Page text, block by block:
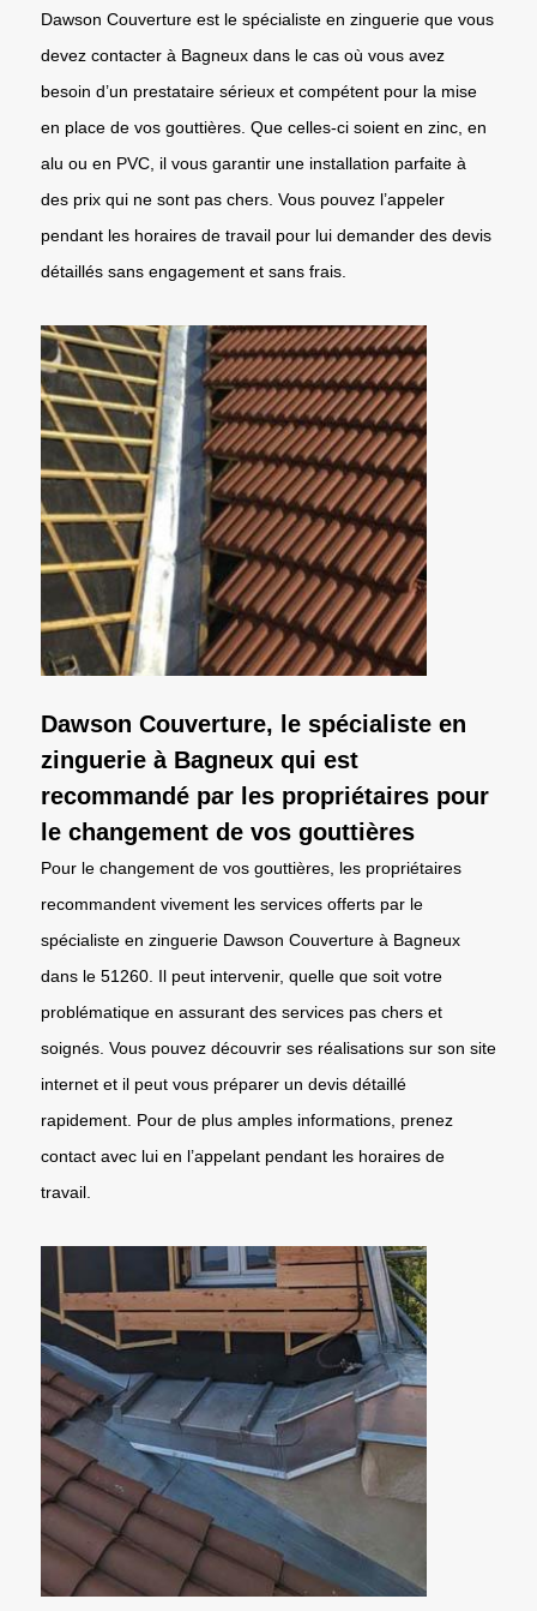
Dawson Couverture est le spécialiste en zinguerie que vous
devez contacter à Bagneux dans le cas où vous avez
besoin d’un prestataire sérieux et compétent pour la mise
en place de vos gouttières. Que celles-ci soient en zinc, en
alu ou en PVC, il vous garantir une installation parfaite à
des prix qui ne sont pas chers. Vous pouvez l’appeler
pendant les horaires de travail pour lui demander des devis
détaillés sans engagement et sans frais.
Dawson Couverture, le spécialiste en
zinguerie à Bagneux qui est
recommandé par les propriétaires pour
le changement de vos gouttières
Pour le changement de vos gouttières, les propriétaires
recommandent vivement les services offerts par le
spécialiste en zinguerie Dawson Couverture à Bagneux
dans le 51260. Il peut intervenir, quelle que soit votre
problématique en assurant des services pas chers et
soignés. Vous pouvez découvrir ses réalisations sur son site
internet et il peut vous préparer un devis détaillé
rapidement. Pour de plus amples informations, prenez
contact avec lui en l’appelant pendant les horaires de
travail.